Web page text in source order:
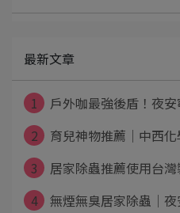
最新文章
1
戶外咖最強後盾！夜
2
育兒神物推薦｜中西
3
居家除蟲推薦使用台
4
無煙無臭居家除蟲│